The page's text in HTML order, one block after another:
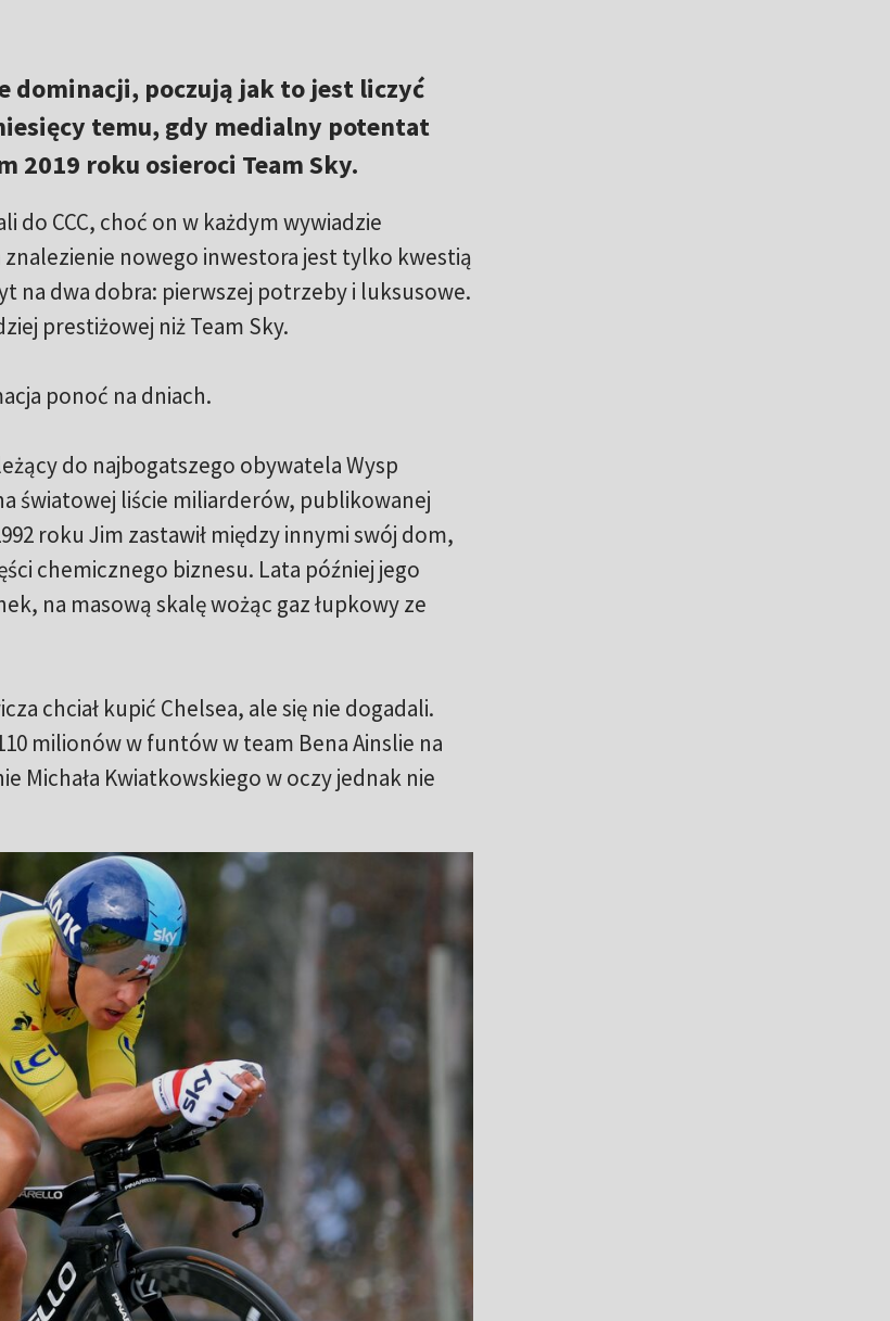
dominacji, poczują jak to jest liczyć
temu, gdy medialny potentat
2019 roku osieroci Team Sky.
do CCC, choć on w każdym wywiadzie
znalezienie nowego inwestora jest tylko kwestią
na dwa dobra: pierwszej potrzeby i luksusowe.
prestiżowej niż Team Sky.
ponoć na dniach.
do najbogatszego obywatela Wysp
światowej liście miliarderów, publikowanej
roku Jim zastawił między innymi swój dom,
chemicznego biznesu. Lata później jego
na masową skalę wożąc gaz łupkowy ze
chciał kupić Chelsea, ale się nie dogadali.
milionów w funtów w team Bena Ainslie na
Michała Kwiatkowskiego w oczy jednak nie